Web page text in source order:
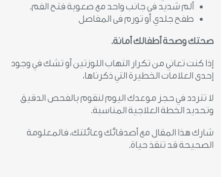
ألم شديد في جانب واحد مع صعوبة فتح الفم.
طفح جلدي أو تورم فى المفاصل
صحتك وصحة أطفالك أمانة.
إذا كنت تعاني من تكرار التهاب اللوزتين أو تشك في وجود
إحدى العلامات الخطيرة التي ذكرناها،
لا تتردد في حجز موعدك اليوم لنقوم بالفحص الدقيق
وتحديد الخطة العلاجية المناسبة.
شارك هذا المقال مع أصدقائك وعائلتك، فالمعلومة
الصحيحة قد تنقذ حياة.